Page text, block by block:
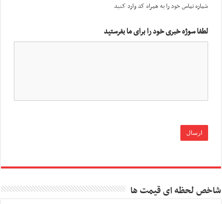
شماره تماس خود را به همراه کد وارد کنید
لطفا سوژه خبری خود را برای ما بفرستید
شاخص لحظه ای قیمت ها